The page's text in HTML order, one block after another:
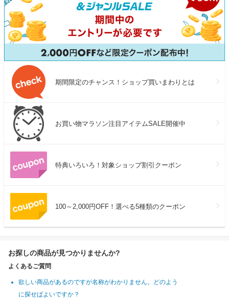
期間限定のチャンス！ショップ買いまわりとは
お買い物マラソン注目アイテムSALE開催中
特典いろいろ！対象ショップ割引クーポン
100～2,000円OFF！選べる5種類のクーポン
お探しの商品が見つかりませんか?
よくあるご質問
欲しい商品があるのですが名称がわかりません。どのよう
に探せばよいですか？